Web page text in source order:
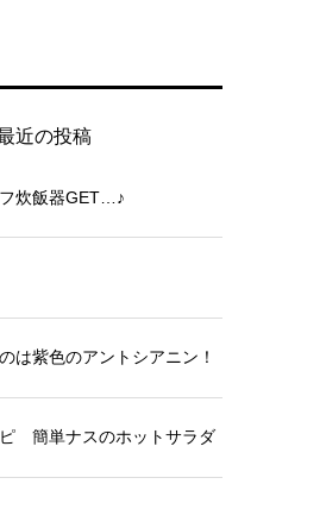
近の投稿
炊飯器GET…♪
は紫色のアントシアニン！
簡単ナスのホットサラダ